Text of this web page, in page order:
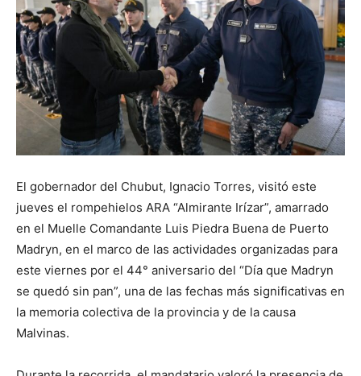
El gobernador del Chubut, Ignacio Torres, visitó este
jueves el rompehielos ARA “Almirante Irízar”, amarrado
en el Muelle Comandante Luis Piedra Buena de Puerto
Madryn, en el marco de las actividades organizadas para
este viernes por el 44° aniversario del “Día que Madryn
se quedó sin pan”, una de las fechas más significativas en
la memoria colectiva de la provincia y de la causa
Malvinas.